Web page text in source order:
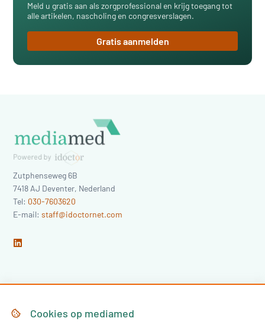
Meld u gratis aan als zorgprofessional en krijg toegang tot
alle artikelen, nascholing en congresverslagen.
Gratis aanmelden
Zutphenseweg 6B
7418 AJ Deventer, Nederland
Tel: 030-7603620
E-mail:staff@idoctornet.com
HomeCookies op mediamed